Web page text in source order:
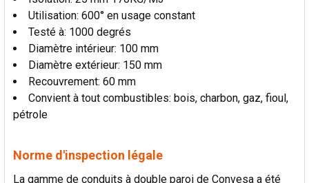
Utilisation: 600° en usage constant
Testé à: 1000 degrés
Diamètre intérieur: 100 mm
Diamètre extérieur: 150 mm
Recouvrement: 60 mm
Convient à tout combustibles: bois, charbon, gaz, fioul,
pétrole
Norme d'inspection légale
La gamme de conduits à double paroi de Convesa a été